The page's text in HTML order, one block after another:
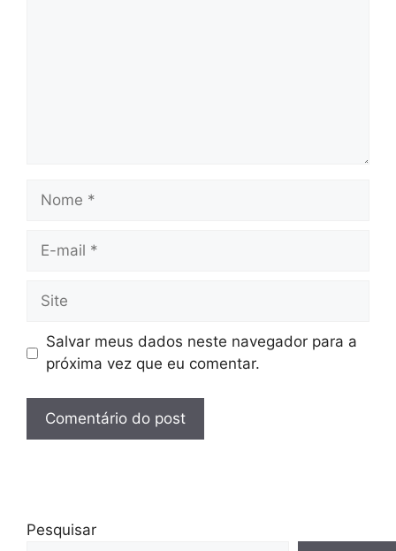
Nome
Site
Salvar meus dados neste navegador para a
próxima vez que eu comentar.
Pesquisar